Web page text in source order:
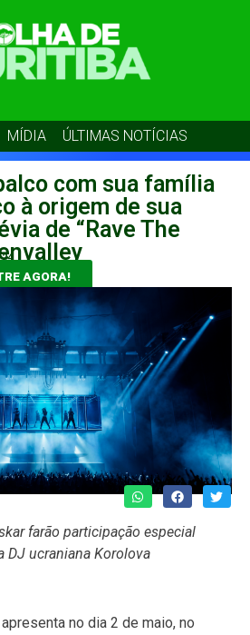
MÍDIA ÚLTIMAS NOTÍCIAS
com sua família
à origem de sua
de “Rave The
AGORA!
farão participação especial
DJ ucraniana Korolova
apresenta no dia 2 de maio, no